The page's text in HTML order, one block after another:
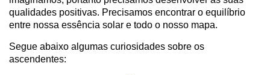
qualidades positivas. Precisamos encontrar o equilíbrio
entre nossa essência solar e todo o nosso mapa.
Segue abaixo algumas curiosidades sobre os
ascendentes: